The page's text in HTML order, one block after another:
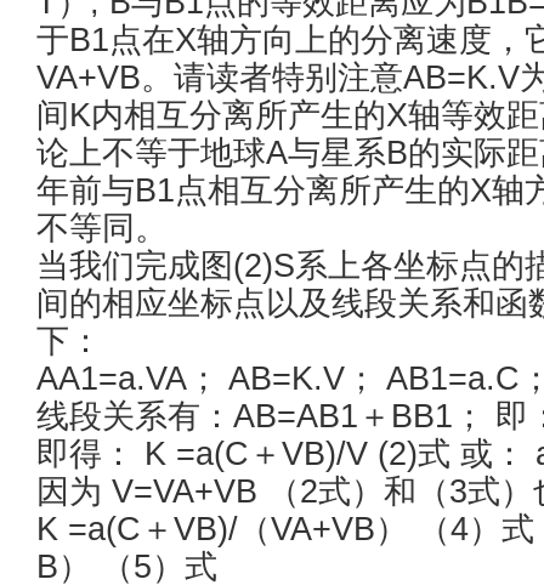
于B1点在X轴方向上的分离速度，
VA+VB。请读者特别注意AB=K.V
间K内相互分离所产生的X轴等效
论上不等于地球A与星系B的实际
年前与B1点相互分离所产生的X轴
不等同。
当我们完成图(2)S系上各坐标点的
间的相应坐标点以及线段关系和
下：
AA1=a.VA； AB=K.V； AB1=a.C
线段关系有：AB=AB1＋BB1；
即得： K =a(C＋VB)/V (2)式 或：
因为 V=VA+VB （2式）和（3式
K =a(C＋VB)/（VA+VB） （4）
B） （5）式